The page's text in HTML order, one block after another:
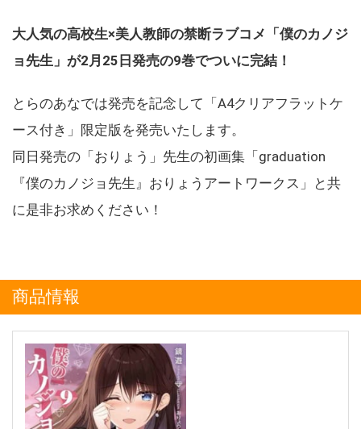
大人気の高校生×美人教師の禁断ラブコメ「僕のカノジ
ョ先生」が2月25日発売の9巻でついに完結！
とらのあなでは発売を記念して「A4クリアフラットケ
ース付き」限定版を発売いたします。
同日発売の「おりょう」先生の初画集「graduation
『僕のカノジョ先生』おりょうアートワークス」と共
に是非お求めください！
商品情報